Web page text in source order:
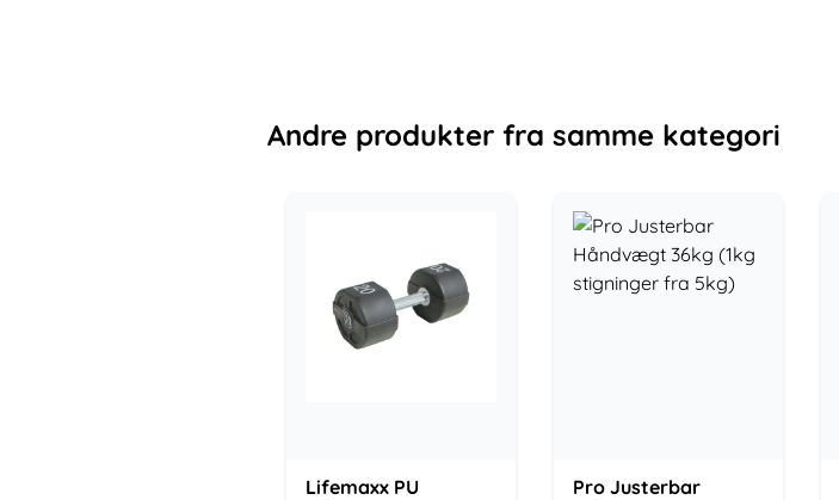
Andre produkter fra samme kategori
Lifemaxx PU
Pro Justerbar